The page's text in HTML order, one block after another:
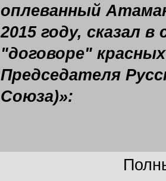
оплеванный
2015 году, сказал в
"договоре"
Председателя
Союза)»: